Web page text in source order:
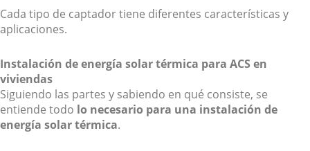
Cada tipo de captador tiene diferentes características y
aplicaciones.
Instalación de energía solar térmica para ACS en
viviendas
Siguiendo las partes y sabiendo en qué consiste, se
entiende todo lo necesario para una instalación de
energía solar térmica.